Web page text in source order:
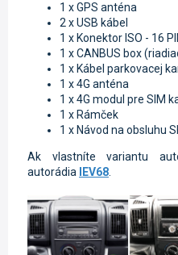
1 x GPS anténa
2 x USB kábel
1 x Konektor ISO - 16
1 x CANBUS box
1 x Kábel parkovacej
1 x 4G anténa
1 x 4G modul pre SIM
1 x Rámček
1 x Návod na obsluhu
Ak vlastníte variantu
autorádia
IEV68.